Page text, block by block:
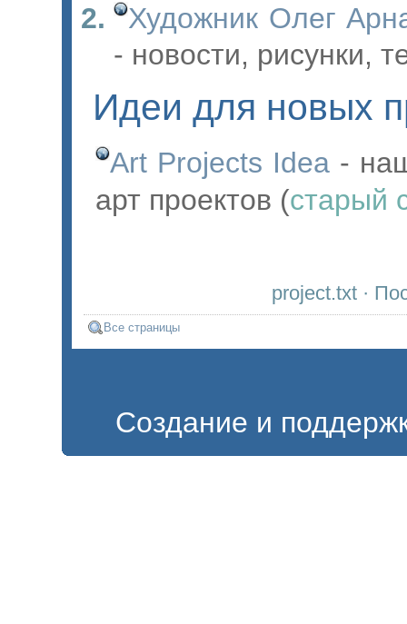
Художник Олег
- новости, рисунки,
Идеи для новых
Art Projects Idea -
арт проектов (старый
project.txt ·
Все страницы
Создание и